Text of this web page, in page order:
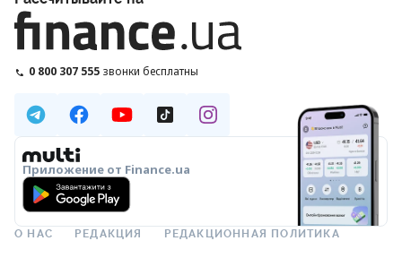
0 800 307 555 звонки бесплатны
Приложение от Finance.ua
О НАС РЕДАКЦИЯ РЕДАКЦИОННАЯ ПОЛИТИКА